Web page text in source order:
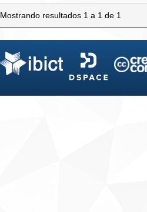
Mostrando resultados 1 a 1 de 1